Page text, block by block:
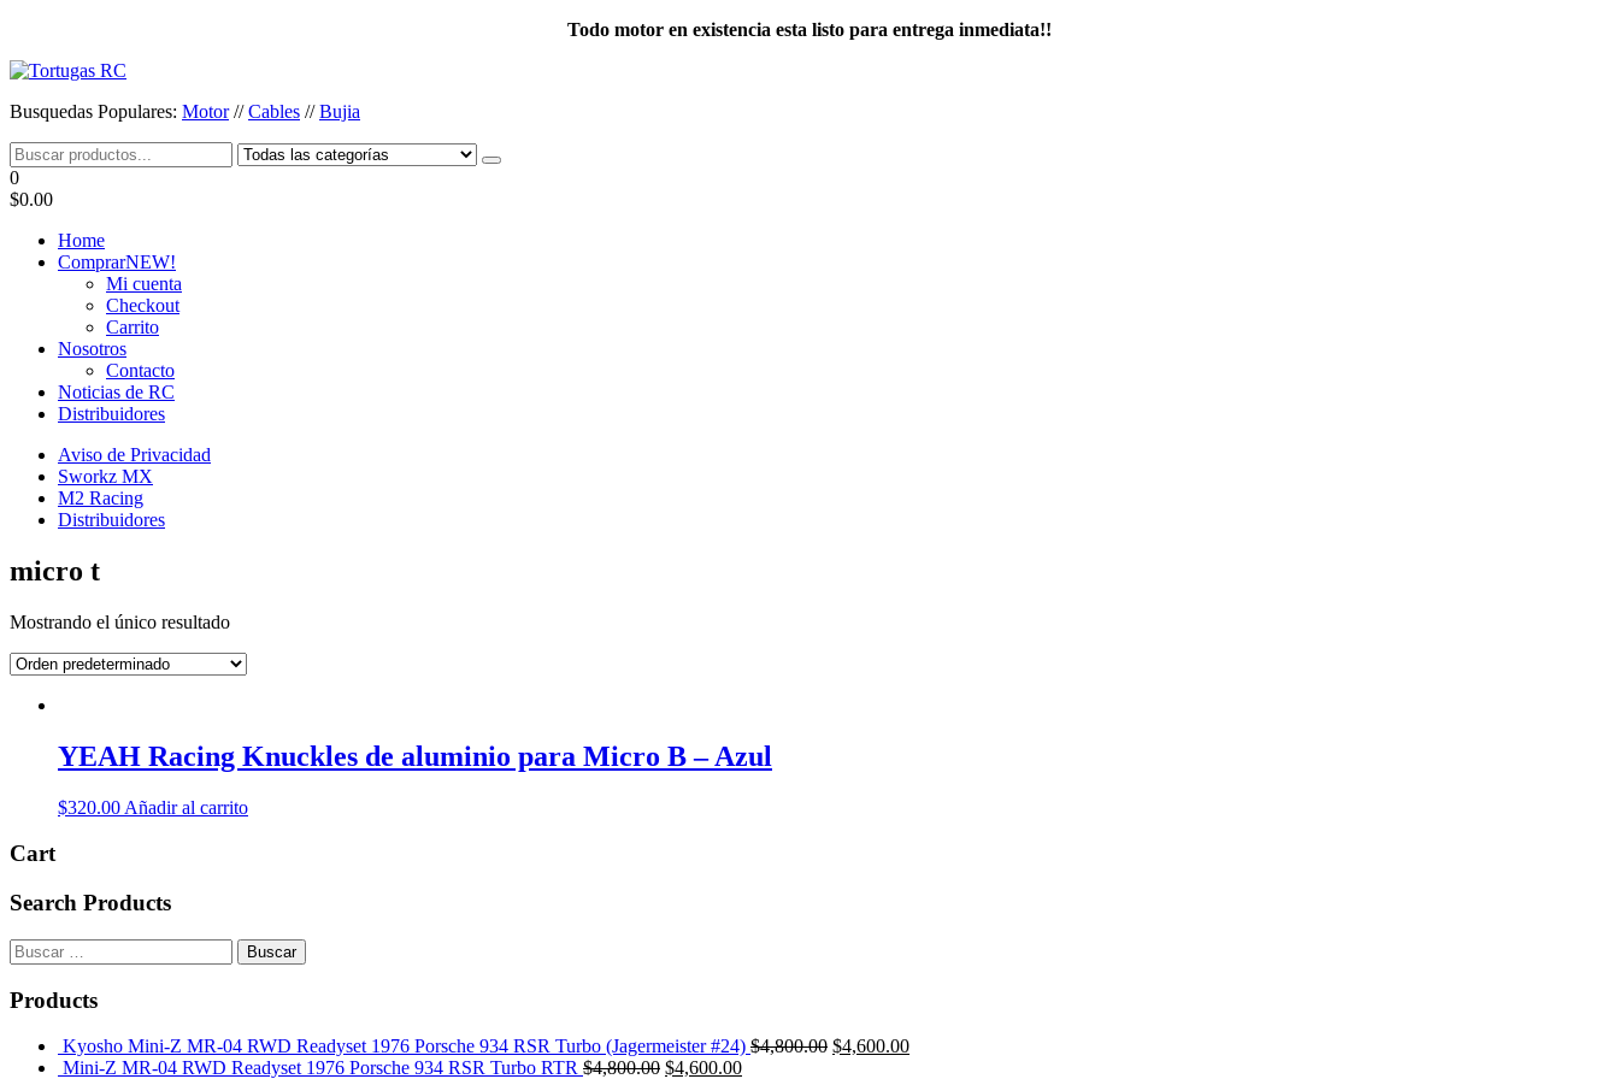
contenido
Todo motor en existencia esta listo para entrega inmediata!!
Tortugas RC
Venta de Cables y articulos de RC
Busquedas Populares: Motor//Cables //Bujia
0
$0.00
Home
ComprarNEW!
Mi cuenta
Checkout
Carrito
Nosotros
Contacto
Noticias de RC
Distribuidores
Aviso de Privacidad
Sworkz MX
M2 Racing
Distribuidores
micro t
Mostrando el único resultado
YEAH Racing Knuckles de aluminio para Micro B – Azul
$320.00 Añadir al carrito
Cart
Search Products
Buscar:
Products
Kyosho Mini-Z MR-04 RWD Readyset 1976 Porsche 934 RSR Turbo (Jagermeister #24) $4,800.00 El
$4,600.00El
Mini-Z MR-04 RWD Readyset 1976 Porsche 934 RSR Turbo RTR $4,800.00 El
$4,600.00El